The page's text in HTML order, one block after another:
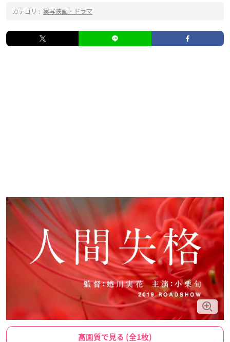
カテゴリ : 実写映画・ドラマ
高画質で見る (全1枚)